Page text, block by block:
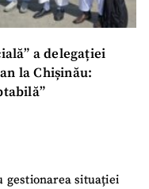
a delegației
la Chișinău:
gestionarea situației